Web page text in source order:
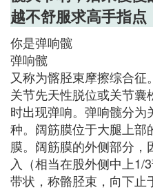
越不舒服求高手指点
你是弹响髋
弹响髋
又称为髂胫束摩擦综合
关节先天性脱位或关节
时出现弹响。弹响髋分为
种。阔筋膜位于大腿上
膜。阔筋膜的外侧部分
入（相当在股外侧中上1/
带状，称骼胫束，向下止